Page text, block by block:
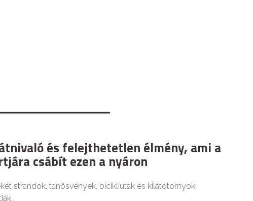
és felejthetetlen élmény, ami a
csábít ezen a nyáron
strandok, tanösvények, bicikliutak és kilátótornyok